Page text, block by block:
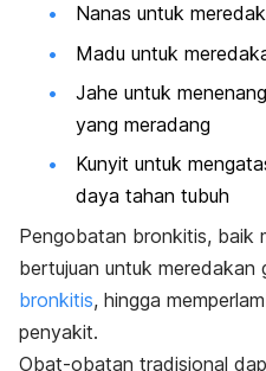
Nanas untuk
Madu untuk
Jahe untuk
yang meradang
Kunyit untuk
daya tahan tubuh
Pengobatan bronkitis, baik
bertujuan untuk meredakan
bronkitis, hingga
penyakit.
Obat-obatan tradisional